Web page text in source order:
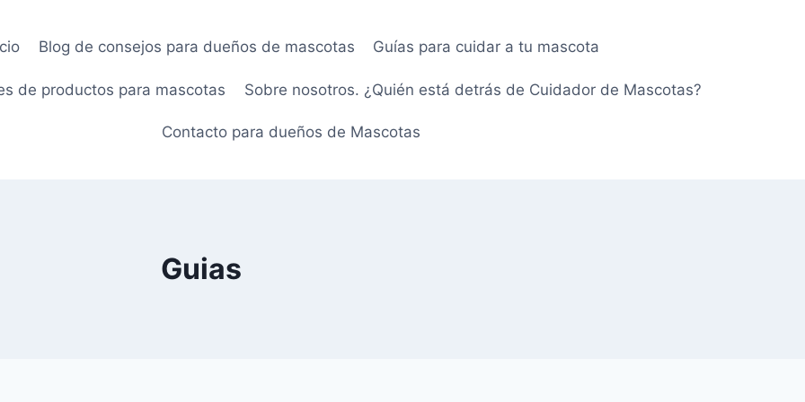
Blog de consejos para dueños de mascotas Guías para cuidar a tu mascota
de productos para mascotas Sobre nosotros. ¿Quién está detrás de Cuidador de Mascotas?
Contacto para dueños de Mascotas
Guias